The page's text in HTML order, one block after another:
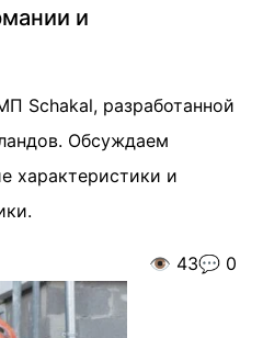
и
Schakal, разработанной
Обсуждаем
характеристики и
👁️ 43💬 0